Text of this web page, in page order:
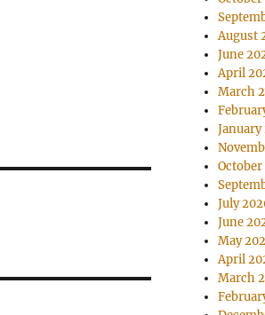
August
June
April
March
January
July
June
May
April
March